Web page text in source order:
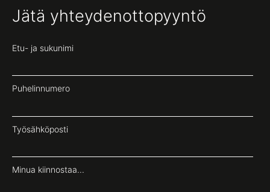
Jätä yhteydenottopyyntö
Etu- ja sukunimi
Puhelinnumero
Työsähköposti
Minua kiinnostaa...